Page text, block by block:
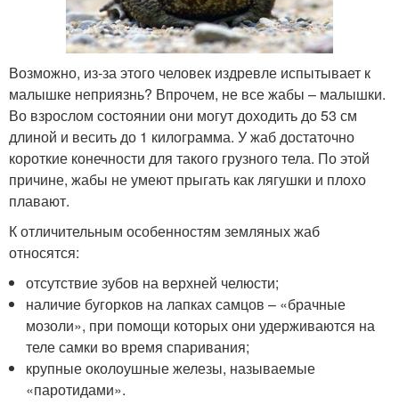
Возможно, из-за этого человек издревле испытывает к
малышке неприязнь? Впрочем, не все жабы – малышки.
Во взрослом состоянии они могут доходить до 53 см
длиной и весить до 1 килограмма. У жаб достаточно
короткие конечности для такого грузного тела. По этой
причине, жабы не умеют прыгать как лягушки и плохо
плавают.
К отличительным особенностям земляных жаб
относятся:
отсутствие зубов на верхней челюсти;
наличие бугорков на лапках самцов – «брачные
мозоли», при помощи которых они удерживаются на
теле самки во время спаривания;
крупные околоушные железы, называемые
«паротидами».